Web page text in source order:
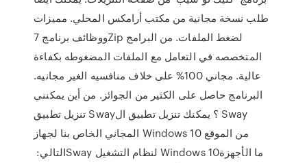
طلب نسخة مجانية من مكتب أرامكس المحلي. مميزات
ووظائف برنامج 7Zip لضغط الملفات. من البرامج
المتخصصه في التعامل مع الملفات المضغوطه بكفاءة
عالية. مجاني 100% على خلاف منافسيه الغير مجانيه.
البرنامج حاصل على الكثير من الجوائز. من أين يمكنني
تنزيل تطبيق Sway؟ يمكنك تنزيل تطبيق ال Sway
المجاني الخاص بنا لجهاز Windows 10 من الموقع
التالي: ‏Sway لنظام التشغيل Windows 10‏ ما الأجهزة